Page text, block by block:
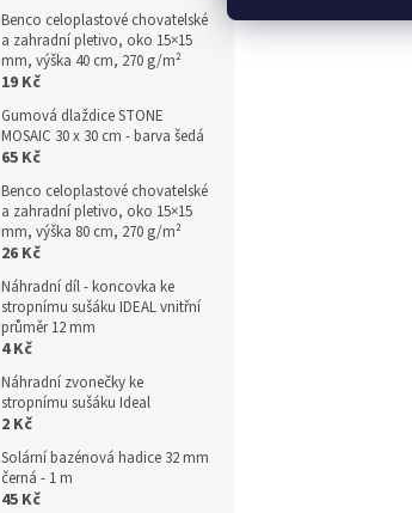
Benco celoplastové chovatelské
a zahradní pletivo, oko 15×15
mm, výška 40 cm, 270 g/m²
19 Kč
Gumová dlaždice STONE
MOSAIC 30 x 30 cm - barva šedá
65 Kč
Benco celoplastové chovatelské
a zahradní pletivo, oko 15×15
mm, výška 80 cm, 270 g/m²
26 Kč
Náhradní díl - koncovka ke
stropnímu sušáku IDEAL vnitřní
průměr 12 mm
4 Kč
Náhradní zvonečky ke
stropnímu sušáku Ideal
2 Kč
Solární bazénová hadice 32 mm
černá - 1 m
45 Kč